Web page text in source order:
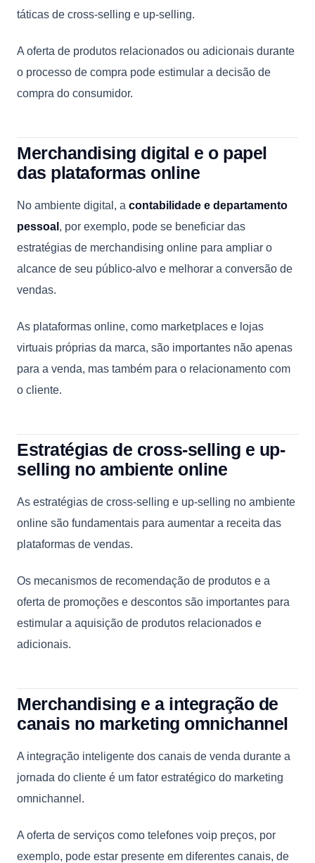
táticas de cross-selling e up-selling.
A oferta de produtos relacionados ou adicionais durante
o processo de compra pode estimular a decisão de
compra do consumidor.
Merchandising digital e o papel
das plataformas online
No ambiente digital, a contabilidade e departamento
pessoal, por exemplo, pode se beneficiar das
estratégias de merchandising online para ampliar o
alcance de seu público-alvo e melhorar a conversão de
vendas.
As plataformas online, como marketplaces e lojas
virtuais próprias da marca, são importantes não apenas
para a venda, mas também para o relacionamento com
o cliente.
Estratégias de cross-selling e up-
selling no ambiente online
As estratégias de cross-selling e up-selling no ambiente
online são fundamentais para aumentar a receita das
plataformas de vendas.
Os mecanismos de recomendação de produtos e a
oferta de promoções e descontos são importantes para
estimular a aquisição de produtos relacionados e
adicionais.
Merchandising e a integração de
canais no marketing omnichannel
A integração inteligente dos canais de venda durante a
jornada do cliente é um fator estratégico do marketing
omnichannel.
A oferta de serviços como telefones voip preços, por
exemplo, pode estar presente em diferentes canais, de